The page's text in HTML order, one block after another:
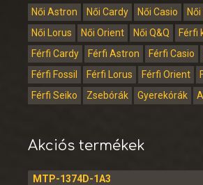
Női Astron
Női Cardy Női Casio
Női Lorus
Női Orient Női Q&Q
Férfi
Férfi Cardy
Férfi Astron Férfi Casio
Férfi Fossil
Férfi Lorus Férfi Orient
Férfi Seiko
Zsebórák Gyerekórák
Akciós termékek
MTP-1374D-1A3